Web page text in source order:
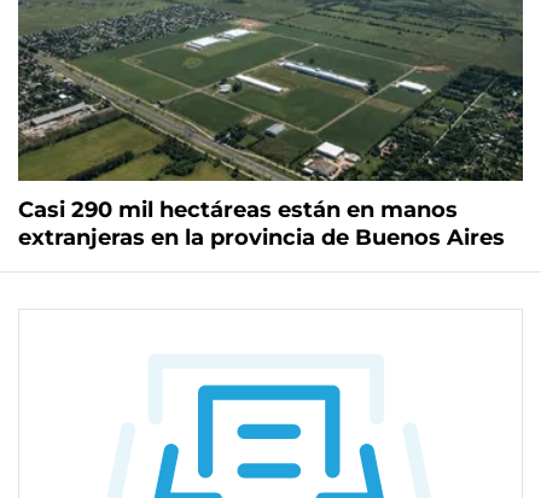
Casi 290 mil hectáreas están en manos
extranjeras en la provincia de Buenos Aires